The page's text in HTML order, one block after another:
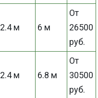
2.4 м 6 м
От
26500
руб.
2.4 м 6.8 м
От
30500
руб.